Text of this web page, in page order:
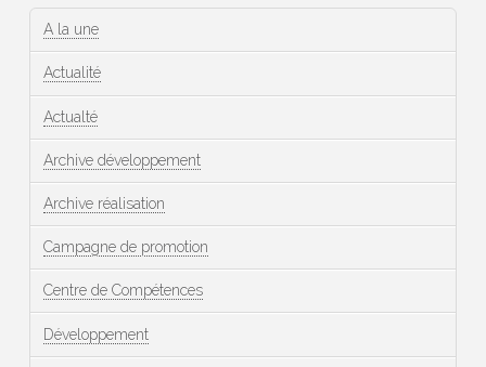
A la une
Actualité
Actualté
Archive développement
Archive réalisation
Campagne de promotion
Centre de Compétences
Développement